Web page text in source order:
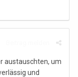
austauschten, um
und